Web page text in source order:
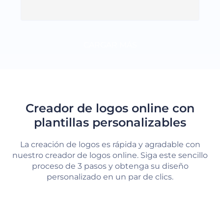
Creador de logos online con
plantillas personalizables
La creación de logos es rápida y agradable con
nuestro creador de logos online. Siga este sencillo
proceso de 3 pasos y obtenga su diseño
personalizado en un par de clics.